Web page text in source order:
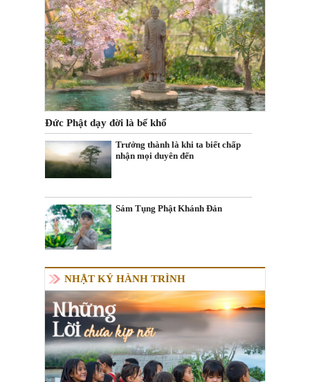
Đức Phật dạy đời là bể khổ
Trưởng thành là khi ta biết chấp
nhận mọi duyên đến
Sám Tụng Phật Khánh Đản
NHẬT KÝ HÀNH TRÌNH